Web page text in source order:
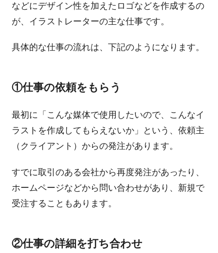
などにデザイン性を加えたロゴなどを作成するの
が、イラストレーターの主な仕事です。
具体的な仕事の流れは、下記のようになります。
①仕事の依頼をもらう
最初に「こんな媒体で使用したいので、こんなイ
ラストを作成してもらえないか」という、依頼主
（クライアント）からの発注があります。
すでに取引のある会社から再度発注があったり、
ホームページなどから問い合わせがあり、新規で
受注することもあります。
②仕事の詳細を打ち合わせ